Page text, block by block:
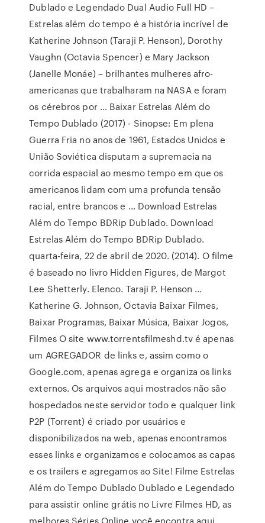
Dublado e Legendado Dual Audio Full HD –
Estrelas além do tempo é a história incrível de
Katherine Johnson (Taraji P. Henson), Dorothy
Vaughn (Octavia Spencer) e Mary Jackson
(Janelle Monáe) – brilhantes mulheres afro-
americanas que trabalharam na NASA e foram
os cérebros por … Baixar Estrelas Além do
Tempo Dublado (2017) - Sinopse: Em plena
Guerra Fria no anos de 1961, Estados Unidos e
União Soviética disputam a supremacia na
corrida espacial ao mesmo tempo em que os
americanos lidam com uma profunda tensão
racial, entre brancos e … Download Estrelas
Além do Tempo BDRip Dublado. Download
Estrelas Além do Tempo BDRip Dublado.
quarta-feira, 22 de abril de 2020. (2014). O filme
é baseado no livro Hidden Figures, de Margot
Lee Shetterly. Elenco. Taraji P. Henson …
Katherine G. Johnson, Octavia Baixar Filmes,
Baixar Programas, Baixar Música, Baixar Jogos,
Filmes O site www.torrentsfilmeshd.tv é apenas
um AGREGADOR de links e, assim como o
Google.com, apenas agrega e organiza os links
externos. Os arquivos aqui mostrados não são
hospedados neste servidor todo e qualquer link
P2P (Torrent) é criado por usuários e
disponibilizados na web, apenas encontramos
esses links e organizamos e colocamos as capas
e os trailers e agregamos ao Site! Filme Estrelas
Além do Tempo Dublado Dublado e Legendado
para assistir online grátis no Livre Filmes HD, as
melhores Séries Online você encontra aqui,